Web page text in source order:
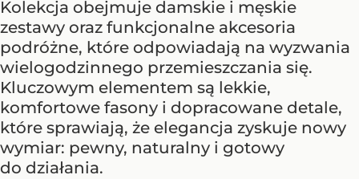
Kolekcja obejmuje damskie i męskie
zestawy oraz funkcjonalne akcesoria
podróżne, które odpowiadają na wyzwania
wielogodzinnego przemieszczania się.
Kluczowym elementem są lekkie,
komfortowe fasony i dopracowane detale,
które sprawiają, że elegancja zyskuje nowy
wymiar: pewny, naturalny i gotowy
do działania.